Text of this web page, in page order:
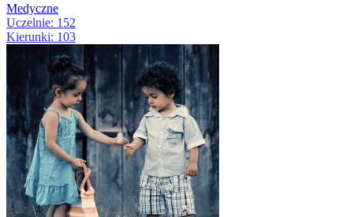
Medyczne
Uczelnie: 152
Kierunki: 103